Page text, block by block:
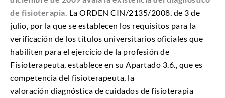
de fisioterapia. La ORDEN CIN/2135/2008, de 3 de
julio, por la que se establecen los requisitos para la
verificación de los títulos universitarios oficiales que
habiliten para el ejercicio de la profesión de
Fisioterapeuta, establece en su Apartado 3.6., que es
competencia del fisioterapeuta, la
valoración diagnóstica de cuidados de fisioterapia